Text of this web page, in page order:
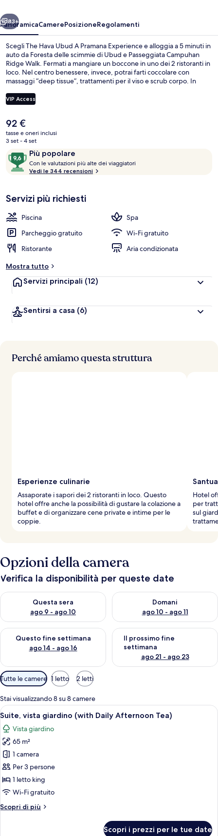
Experience
Avanti
83+
PanoramicaCamerePosizioneRegolamenti
Scegli The Hava Ubud A Pramana Experience e alloggia a 5 minuti in
auto da Foresta delle scimmie di Ubud e Passeggiata Campuhan
Ridge Walk. Fermati a mangiare un boccone in uno dei 2 ristoranti in
loco. Nel centro benessere, invece, potrai farti coccolare con
massaggi “deep tissue”, trattamenti per il viso e scrub corpo. In
palestra e un giardino. Altri viaggiatori apprezzano il personale
gentile della struttura.
VIP Access
Il
prezzo
attuale
92 €
92 €
tasse e oneri inclusi
3 set - 4 set
RecensioniPiù popolare
9,6
su
10,
popolare
Con le valutazioni più alte dei viaggiatori
a
u
z
a
a
t
o
Vedi le 344 recensioni
Servizi più richiesti
Piscina
Spa
Parcheggio gratuito
Wi-Fi gratuito
Ristorante
Aria condizionata
Mostra tutto
Servizi principali (12)
Sentirsi a casa (6)
Perché amiamo questa struttura
Esperienze culinarie
Assaporate i sapori dei 2 ristoranti in loco. Questo
hotel offre anche la possibilità di gustare la colazione a
buffet e di organizzare cene private e intime per le
coppie.
Hotel
per
sul
Opzioni della camera
Verifica la disponibilità per queste date
Questa sera
ago 9 - ago 10
Verifica la disponibilità per questa sera, ago 9 - ago 10
Domani
ago 10 - ago 11
Verifica la disponibilità per
Questo fine settimana
ago 14 - ago 16
Verifica la disponibilità per questo fine settimana, ago 14 -
Il prossimo fine
settimana
ago 21 - ago 23
Verifica la disponibilità per il
Filtri
disponibili
per
le
camere
Tutte le camere 1 letto 2 letti
Stai visualizzando 8 su 8 camere
Apri
tutte
le
foto
per
Suite,
vista
giardino
Daily
Camera d'albergo moderna con
6
Suite, vista giardino (with Daily Afternoon Tea)
Vista giardino
65 m²
1 camera
Per 3 persone
1 letto king
Wi-Fi gratuito
Scopri di più
Altri
Scopri i prezzi per le tue date